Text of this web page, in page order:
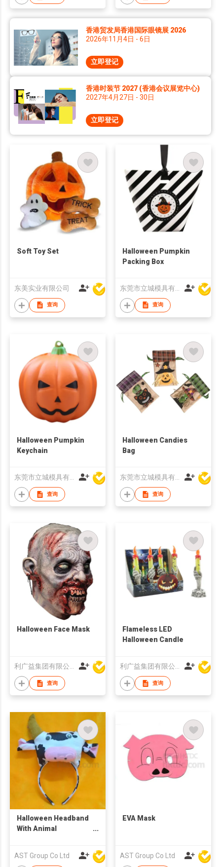
香港贸发局香港国际眼镜展 2026
2026年11月4日 - 6日
立即登记
香港时装节 2027 (香港会议展览中心)
2027年4月27日 - 30日
立即登记
Soft Toy Set
东美实业有限公司
查询
Halloween Pumpkin
Packing Box
查询
Halloween Pumpkin
Keychain
查询
Halloween Candies
Bag
查询
Halloween Face Mask
利广益集团有限公司
查询
Flameless LED
Halloween Candle
利广益集团有限公司
查询
Halloween Headband
With Animal
AST Group Co Ltd
EVA Mask
AST Group Co Ltd